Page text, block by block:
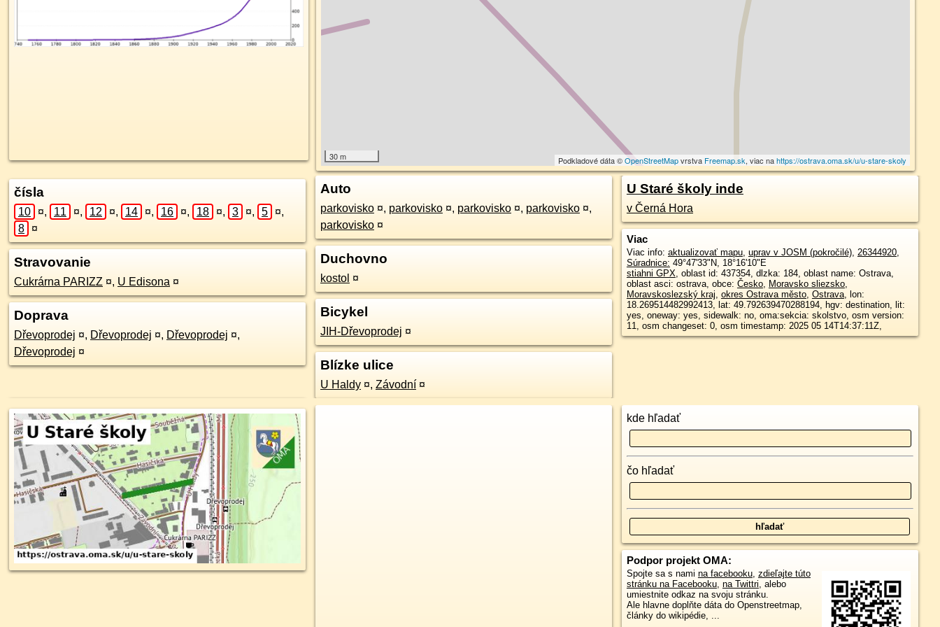
30 m Podkladové dáta ©OpenStreetMapvrstva Freemap.sk, viac nahttps://ostrava.oma.sk/u/u-stare-skoly
čísla
10 ¤, 11 ¤, 12 ¤, 14 ¤, 16 ¤, 18 ¤, 3 ¤, 5 ¤,
8
¤
Stravovanie
Cukrárna PARIZZ ¤, U Edisona ¤
Doprava
Dřevoprodej ¤, Dřevoprodej ¤, Dřevoprodej ¤,
Dřevoprodej ¤
Auto
parkovisko ¤, parkovisko ¤, parkovisko ¤, parkovisko ¤,
parkovisko ¤
Duchovno
kostol ¤
Bicykel
JIH-Dřevoprodej ¤
Blízke ulice
U Haldy ¤, Závodní ¤
U Staré školy inde
v Černá Hora
Viac
Viac info: aktualizovať mapu, uprav v JOSM (pokročilé), 26344920,
Súradnice: 49°47'33"N, 18°16'10"E
stiahni GPX, oblast id: 437354, dlzka: 184, oblast name: Ostrava,
oblast asci: ostrava, obce: Česko, Moravsko sliezsko,
Moravskoslezský kraj, okres Ostrava město, Ostrava, lon:
18.269514482992413, lat: 49.792639470288194, hgv: destination, lit:
yes, oneway: yes, sidewalk: no, oma:sekcia: skolstvo, osm version:
11, osm changeset: 0, osm timestamp: 2025 05 14T14:37:11Z,
kde hľadať
čo hľadať
Podpor projekt OMA:
Spojte sa s nami na facebooku, zdieľajte túto
stránku na Facebooku, na Twittri, alebo
umiestnite odkaz na svoju stránku.
Ale hlavne doplňte dáta do Openstreetmap,
články do wikipédie, ...